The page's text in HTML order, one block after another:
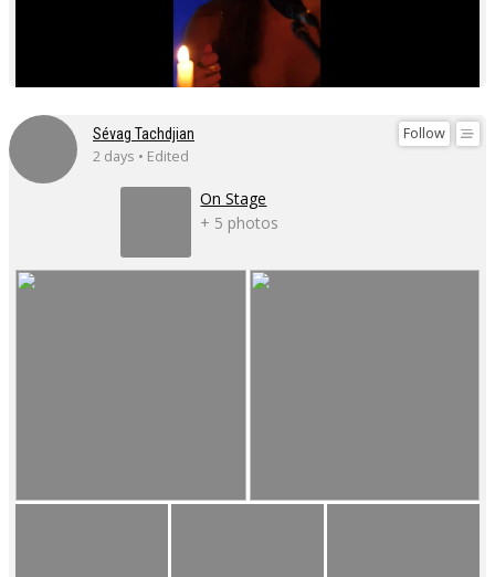
Follow
Sévag Tachdjian
2 days • Edited
On Stage
+ 5 photos